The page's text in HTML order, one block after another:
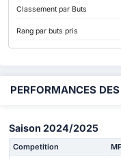
Classement par Buts
Rang par buts pris
PERFORMANCES
Saison 2024/2025
Competition